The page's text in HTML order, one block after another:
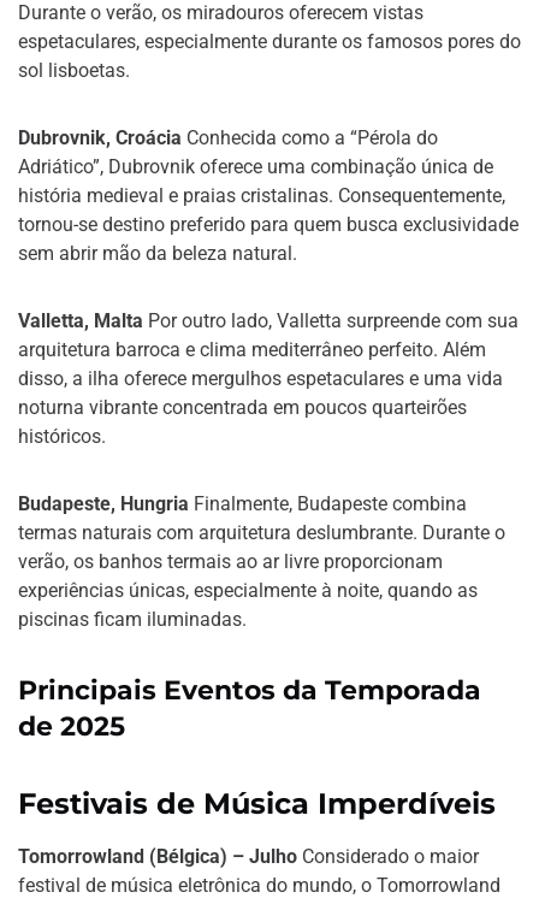
Durante o verão, os miradouros oferecem vistas
espetaculares, especialmente durante os famosos pores do
sol lisboetas.
Dubrovnik, Croácia Conhecida como a “Pérola do
Adriático”, Dubrovnik oferece uma combinação única de
história medieval e praias cristalinas. Consequentemente,
tornou-se destino preferido para quem busca exclusividade
sem abrir mão da beleza natural.
Valletta, Malta Por outro lado, Valletta surpreende com sua
arquitetura barroca e clima mediterrâneo perfeito. Além
disso, a ilha oferece mergulhos espetaculares e uma vida
noturna vibrante concentrada em poucos quarteirões
históricos.
Budapeste, Hungria Finalmente, Budapeste combina
termas naturais com arquitetura deslumbrante. Durante o
verão, os banhos termais ao ar livre proporcionam
experiências únicas, especialmente à noite, quando as
piscinas ficam iluminadas.
Principais Eventos da Temporada
de 2025
Festivais de Música Imperdíveis
Tomorrowland (Bélgica) – Julho Considerado o maior
festival de música eletrônica do mundo, o Tomorrowland